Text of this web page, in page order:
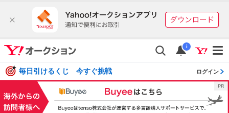
i
毎日引けるくじ 今すぐ挑戦 ログイン